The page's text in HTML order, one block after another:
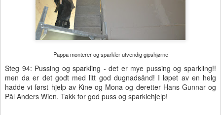
Pappa monterer og sparkler utvendig gipshjørne
Steg 94: Pussing og sparkling - det er mye pussing og sparkling!!
men da er det godt med litt god dugnadsånd! I løpet av en helg
hadde vi først hjelp av Kine og Mona og deretter Hans Gunnar og
Pål Anders Wien. Takk for god puss og sparklehjelp!